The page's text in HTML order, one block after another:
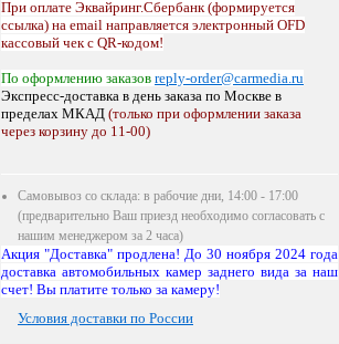
При оплате Эквайринг.Сбербанк (формируется
ссылка) на email направляется электронный OFD
кассовый чек с QR-кодом!
По оформлению заказов reply-order@carmedia.ru
Экспресс-доставка в день заказа по Москве в
пределах МКАД (только при оформлении заказа
через корзину до 11-00)
Самовывоз со склада: в рабочие дни, 14:00 - 17:00
(предварительно Ваш приезд необходимо согласовать с
нашим менеджером за 2 часа)
Акция "Доставка" продлена! До 30 ноября 2024 года
доставка автомобильных камер заднего вида за наш
счет! Вы платите только за камеру!
Условия доставки по России